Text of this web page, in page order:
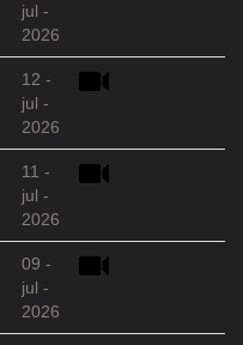
jul -
2026
12 -
jul -
2026
11 -
jul -
2026
09 -
jul -
2026